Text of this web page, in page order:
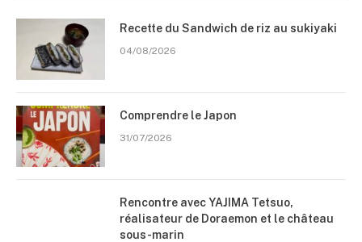
Recette du Sandwich de riz au sukiyaki
04/08/2026
Comprendre le Japon
31/07/2026
Rencontre avec YAJIMA Tetsuo,
réalisateur de Doraemon et le château
sous-marin